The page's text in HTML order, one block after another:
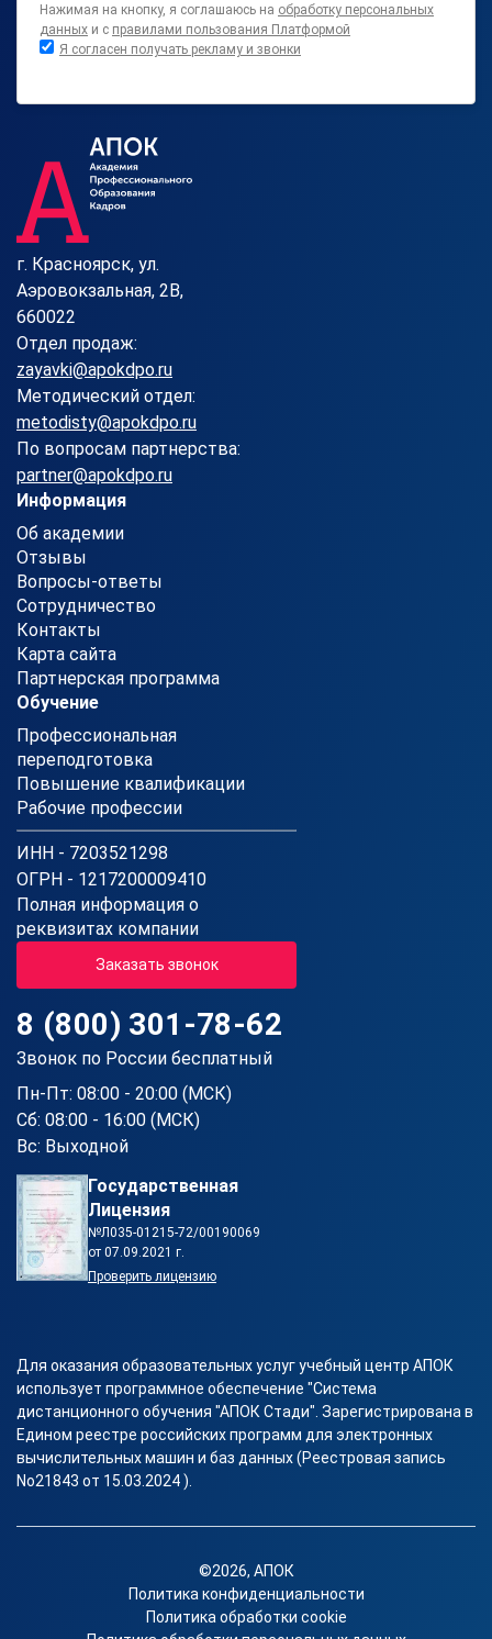
Нажимая на кнопку, я соглашаюсь на обработку персональных
данных и с правилами пользования Платформой
Я согласен получать рекламу и звонки
г. Красноярск, ул.
Аэровокзальная, 2В,
660022
Отдел продаж:
zayavki@apokdpo.ru
Методический отдел:
metodisty@apokdpo.ru
По вопросам партнерства:
partner@apokdpo.ru
Информация
Об академии
Отзывы
Вопросы-ответы
Сотрудничество
Контакты
Карта сайта
Партнерская программа
Обучение
Профессиональная
переподготовка
Повышение квалификации
Рабочие профессии
ИНН - 7203521298
ОГРН - 1217200009410
Полная информация о
реквизитах компании
Заказать звонок
8 (800) 301-78-62
Звонок по России бесплатный
Пн-Пт: 08:00 - 20:00 (МСК)
Сб: 08:00 - 16:00 (МСК)
Вс: Выходной
Государственная
Лицензия
№Л035-01215-72/00190069
от 07.09.2021 г.
Проверить лицензию
Для оказания образовательных услуг учебный центр АПОК
использует программное обеспечение "Система
дистанционного обучения "АПОК Стади". Зарегистрирована в
Едином реестре российских программ для электронных
вычислительных машин и баз данных (Реестровая запись
No21843 от 15.03.2024 ).
©2026, АПОК
Политика конфиденциальности
Политика обработки cookie